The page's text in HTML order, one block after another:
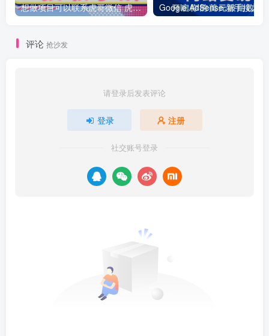
想做项目可以联系虎哥微信 虎哥一对一解答并且远程视频教学
评论 抢沙发
请登录后发表评论
登录 注册
社交账号登录